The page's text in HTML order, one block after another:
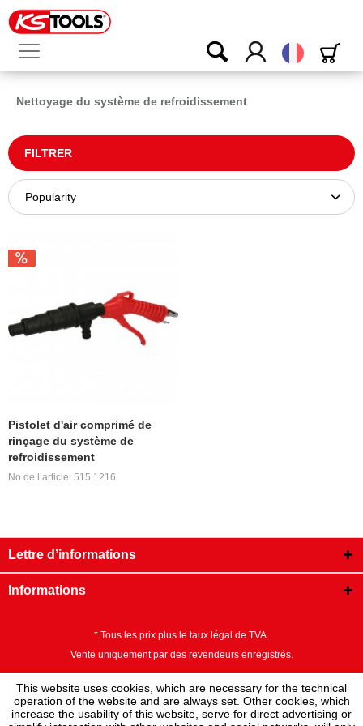
Français
Nettoyage du système de refroidissement
FILTRER
Pistolet d'air comprimé de
rinçage du système de
refroidissement
No de l’article: 515.1216
Lettre d’informations
Informations
* Tous les prix plus le taux légal de TVA.
Vente uniquement par des revendeurs enregistrés.
This website uses cookies, which are necessary for the technical
operation of the website and are always set. Other cookies, which
increase the usability of this website, serve for direct advertising or